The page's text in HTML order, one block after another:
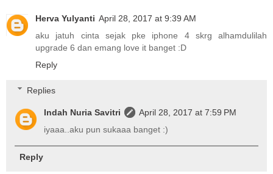
Herva Yulyanti April 28, 2017 at 9:39 AM
aku jatuh cinta sejak pke iphone 4 skrg alhamdulilah
upgrade 6 dan emang love it banget :D
Reply
Replies
Indah Nuria Savitri
April 28, 2017 at 7:59 PM
iyaaa..aku pun sukaaa banget :)
Reply